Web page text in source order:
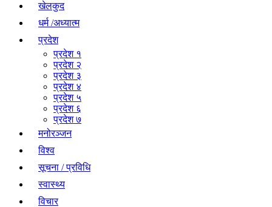
खेलकुद
धर्म /अध्यात्म
प्रदेश
प्रदेश १
प्रदेश २
प्रदेश ३
प्रदेश ४
प्रदेश ५
प्रदेश ६
प्रदेश ७
मनोरञ्जन
विश्व
सूचना / प्रविधि
स्वास्थ्य
विचार